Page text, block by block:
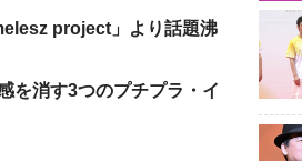
project」より話題沸
を消す3つのプチプラ・イ